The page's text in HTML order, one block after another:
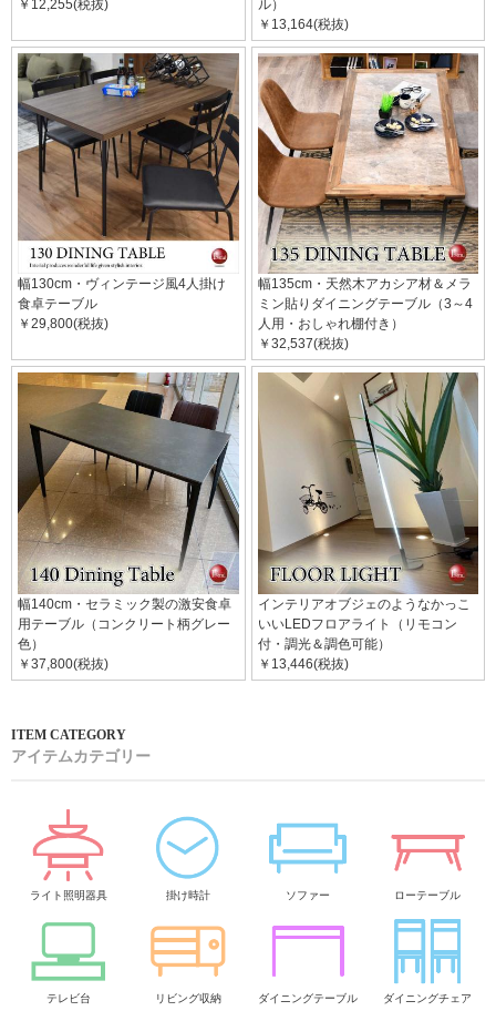
￥12,255(税抜)
ル）
￥13,164(税抜)
幅130cm・ヴィンテージ風4人掛け
食卓テーブル
￥29,800(税抜)
幅135cm・天然木アカシア材＆メラ
ミン貼りダイニングテーブル（3～4
人用・おしゃれ棚付き）
￥32,537(税抜)
幅140cm・セラミック製の激安食卓
用テーブル（コンクリート柄グレー
色）
￥37,800(税抜)
インテリアオブジェのようなかっこ
いいLEDフロアライト（リモコン
付・調光＆調色可能）
￥13,446(税抜)
アイテムカテゴリー
ライト照明器具 掛け時計 ソファー ローテーブル
テレビ台 リビング収納 ダイニングテーブル ダイニングチェア